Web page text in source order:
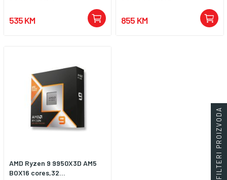
535 KM 855 KM
AMD Ryzen 9 9950X3D AM5
BOX16 cores,32...
FILTERI PROIZVODA